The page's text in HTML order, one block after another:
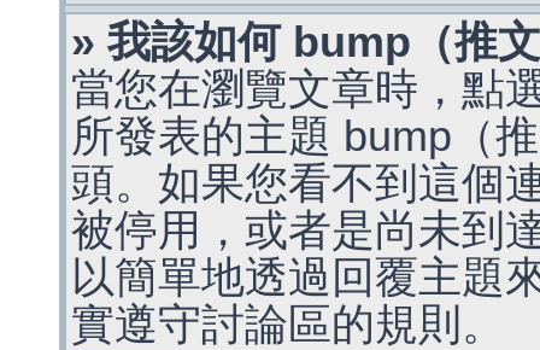
» 我該如何 bump（推
當您在瀏覽文章時，點
所發表的主題 bump（
頭。如果您看不到這個
被停用，或者是尚未到
以簡單地透過回覆主題
實遵守討論區的規則。